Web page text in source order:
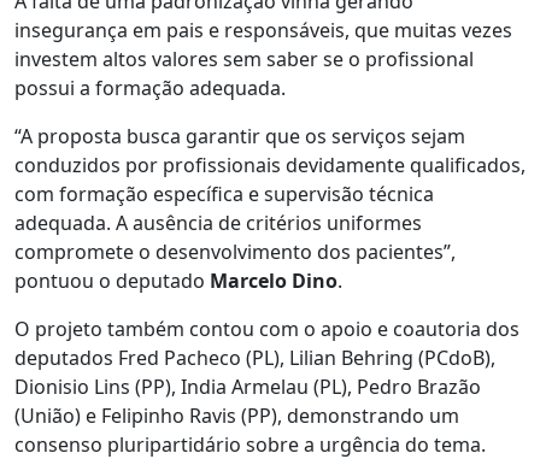
insegurança em pais e responsáveis, que muitas vezes
investem altos valores sem saber se o profissional
possui a formação adequada.
“A proposta busca garantir que os serviços sejam
conduzidos por profissionais devidamente qualificados,
com formação específica e supervisão técnica
adequada. A ausência de critérios uniformes
compromete o desenvolvimento dos pacientes”,
pontuou o deputado Marcelo Dino.
O projeto também contou com o apoio e coautoria dos
deputados Fred Pacheco (PL), Lilian Behring (PCdoB),
Dionisio Lins (PP), India Armelau (PL), Pedro Brazão
(União) e Felipinho Ravis (PP), demonstrando um
consenso pluripartidário sobre a urgência do tema.